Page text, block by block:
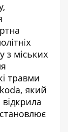
з міських
травми
який